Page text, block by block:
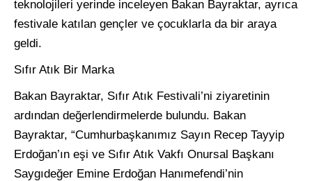
teknolojileri yerinde inceleyen Bakan Bayraktar, ayrıca
festivale katılan gençler ve çocuklarla da bir araya
geldi.
Sıfır Atık Bir Marka
Bakan Bayraktar, Sıfır Atık Festivali’ni ziyaretinin
ardından değerlendirmelerde bulundu. Bakan
Bayraktar, “Cumhurbaşkanımız Sayın Recep Tayyip
Erdoğan’ın eşi ve Sıfır Atık Vakfı Onursal Başkanı
Saygıdeğer Emine Erdoğan Hanımefendi’nin